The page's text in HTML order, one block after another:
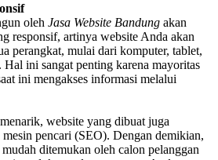
oleh Jasa Website Bandung akan
responsif, artinya website Anda akan
perangkat, mulai dari komputer, tablet,
Hal ini sangat penting karena mayoritas
ini mengakses informasi melalui
website yang dibuat juga
pencari (SEO). Dengan demikian,
ditemukan oleh calon pelanggan